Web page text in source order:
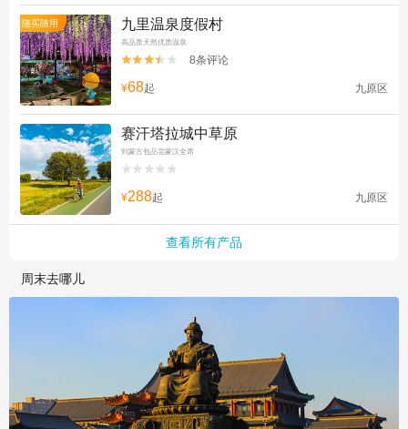
随买随用 九里温泉度假村
高品质天然优质温泉

 8条评论
¥68起 九原区
赛汗塔拉城中草原
到蒙古包品尝蒙汉全席


¥288起 九原区
查看所有产品
周末去哪儿